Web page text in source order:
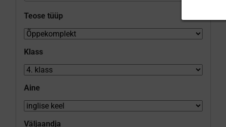
Teose tüüp
Klass
Aine
Väljaandja